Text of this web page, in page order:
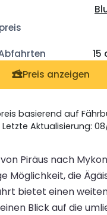
15
Preis anzeigen
basierend auf
Aktualisierung:
Piräus nach
Möglichkeit, die
bietet einen
Blick auf die